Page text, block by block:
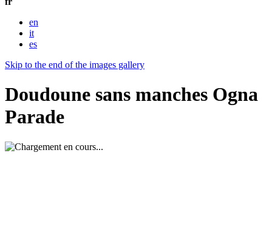
en
it
es
Skip to the end of the images gallery
Doudoune sans manches Ogna
Parade